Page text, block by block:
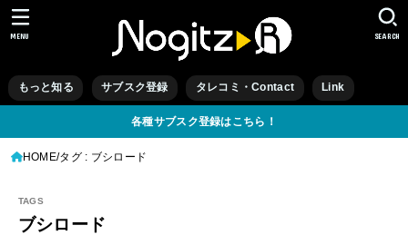
もっと知る サブスク登録 タレコミ・Contact Link
SEARCH
MENU
各種サブスク登録はこちら！
HOME タグ : ブシロード
ブシロード